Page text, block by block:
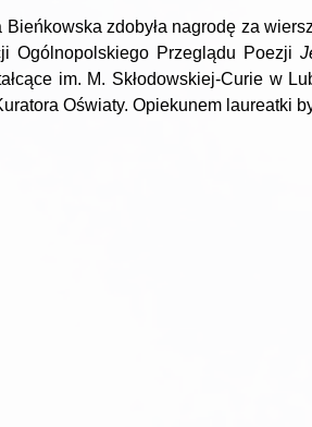
zdobyła nagrodę za
Ogólnopolskiego Przeglądu Poezji
im. M. Skłodowskiej-Curie w
Oświaty. Opiekunem laureatki